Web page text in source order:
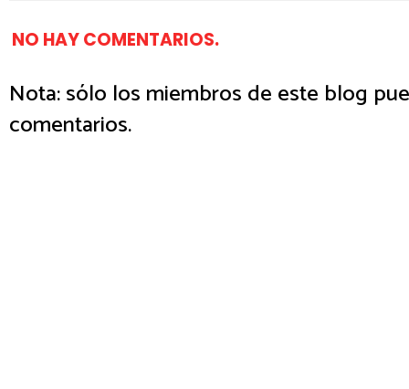
NO HAY COMENTARIOS.
Nota: sólo los miembros de este blog
comentarios.